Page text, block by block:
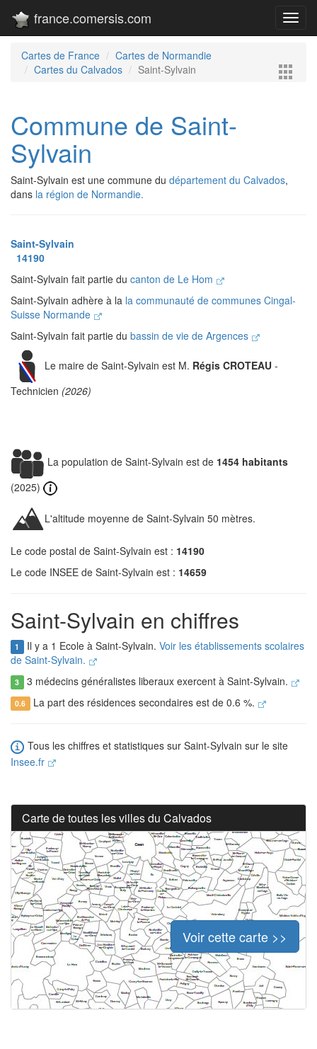
france.comersis.com
Cartes de France
Cartes de Normandie
Cartes du Calvados
Saint-Sylvain
Commune de Saint-
Sylvain
Saint-Sylvain est une commune du département du Calvados,
dans la région de Normandie.
Saint-Sylvain
14190
Saint-Sylvain fait partie du canton de Le Hom
Saint-Sylvain adhère à la la communauté de communes Cingal-
Suisse Normande
Saint-Sylvain fait partie du bassin de vie de Argences
Le maire de Saint-Sylvain est M. Régis CROTEAU -
Technicien (2026)
La population de Saint-Sylvain est de 1454 habitants
(2025)
L'altitude moyenne de Saint-Sylvain 50 mètres.
Le code postal de Saint-Sylvain est : 14190
Le code INSEE de Saint-Sylvain est : 14659
Saint-Sylvain en chiffres
1 Il y a 1 Ecole à Saint-Sylvain. Voir les établissements scolaires
de Saint-Sylvain.
3 3 médecins généralistes liberaux exercent à Saint-Sylvain.
0.6 La part des résidences secondaires est de 0.6 %.
Tous les chiffres et statistiques sur Saint-Sylvain sur le site
Insee.fr
Carte de toutes les villes du Calvados
Voir cette carte >>